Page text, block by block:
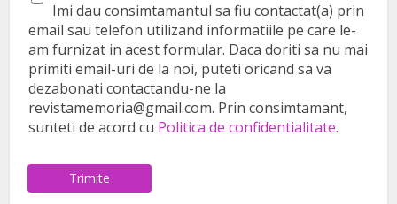
Imi dau consimtamantul sa fiu contactat(a) prin
email sau telefon utilizand informatiile pe care le-
am furnizat in acest formular. Daca doriti sa nu mai
primiti email-uri de la noi, puteti oricand sa va
dezabonati contactandu-ne la
revistamemoria@gmail.com. Prin consimtamant,
sunteti de acord cu Politica de confidentialitate.
Trimite